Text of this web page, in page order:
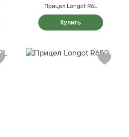
Прицел Longot R6L
Купить